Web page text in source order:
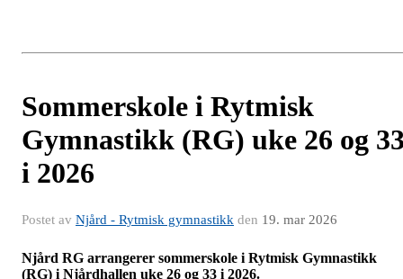
Sommerskole i Rytmisk
Gymnastikk (RG) uke 26 og
i 2026
Postet av Njård - Rytmisk gymnastikk den 19. mar 2026
Njård RG arrangerer sommerskole i Rytmisk Gymnastikk
(RG) i Njårdhallen uke 26 og 33 i 2026.